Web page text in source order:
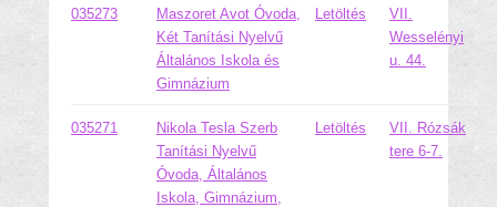
035273
Maszoret Avot Óvoda,
Két Tanítási Nyelvű
Általános Iskola és
Gimnázium
Letöltés
VII.
Wesselényi
u. 44.
035271
Nikola Tesla Szerb
Tanítási Nyelvű
Óvoda, Általános
Iskola, Gimnázium,
Letöltés
VII. Rózsák
tere 6-7.